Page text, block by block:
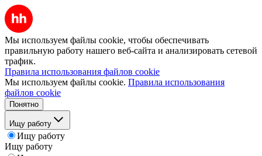
Мы используем файлы cookie, чтобы обеспечивать
правильную работу нашего веб-сайта и анализировать сетевой
трафик.
Правила использования файлов cookie
Мы используем файлы cookie. Правила использования
файлов cookie
Понятно
Ищу работу
Ищу работу
Ищу работу